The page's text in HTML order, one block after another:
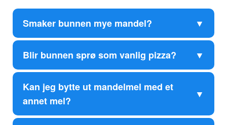
Smaker bunnen mye mandel?
Blir bunnen sprø som vanlig pizza?
Kan jeg bytte ut mandelmel med et
annet mel?